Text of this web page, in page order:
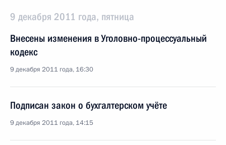
9 декабря 2011 года, пятница
Внесены изменения в Уголовно-процессуальный
кодекс
9 декабря 2011 года, 16:30
Подписан закон о бухгалтерском учёте
9 декабря 2011 года, 14:15